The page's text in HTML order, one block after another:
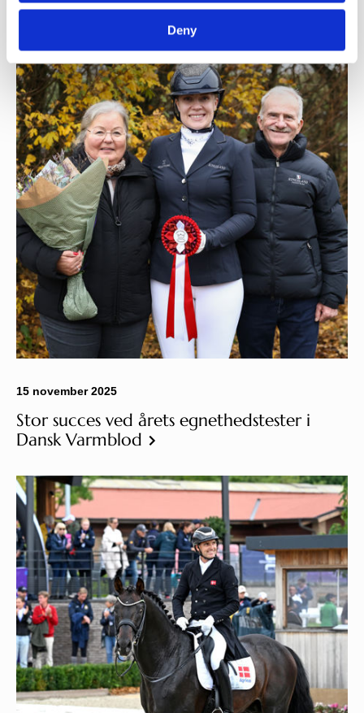
Deny
15 november 2025
Stor succes ved årets egnethedstester i
Dansk Varmblod